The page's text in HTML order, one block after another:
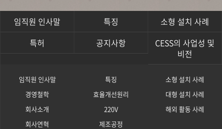
임직원 인사말 특징
소형 설치 사례
특허
공지사항
CESS의 사업성 및
비전
임직원 인사말
경영철학
회사소개
회사연혁
특징
효율개선원리
220V
제조공정
소형 설치 사례
대형 설치 사례
해외 활동 사례